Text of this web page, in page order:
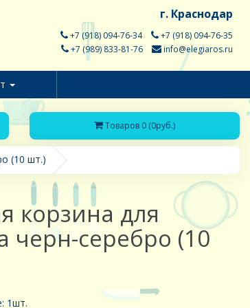
г. Краснодар
+7 (918) 094-76-34
+7 (918) 094-76-35
+7 (989) 833-81-76
info@elegiaros.ru
Товаров 0 (0руб.)
(10 шт.)
корзина для
черн-серебро (10
1шт.